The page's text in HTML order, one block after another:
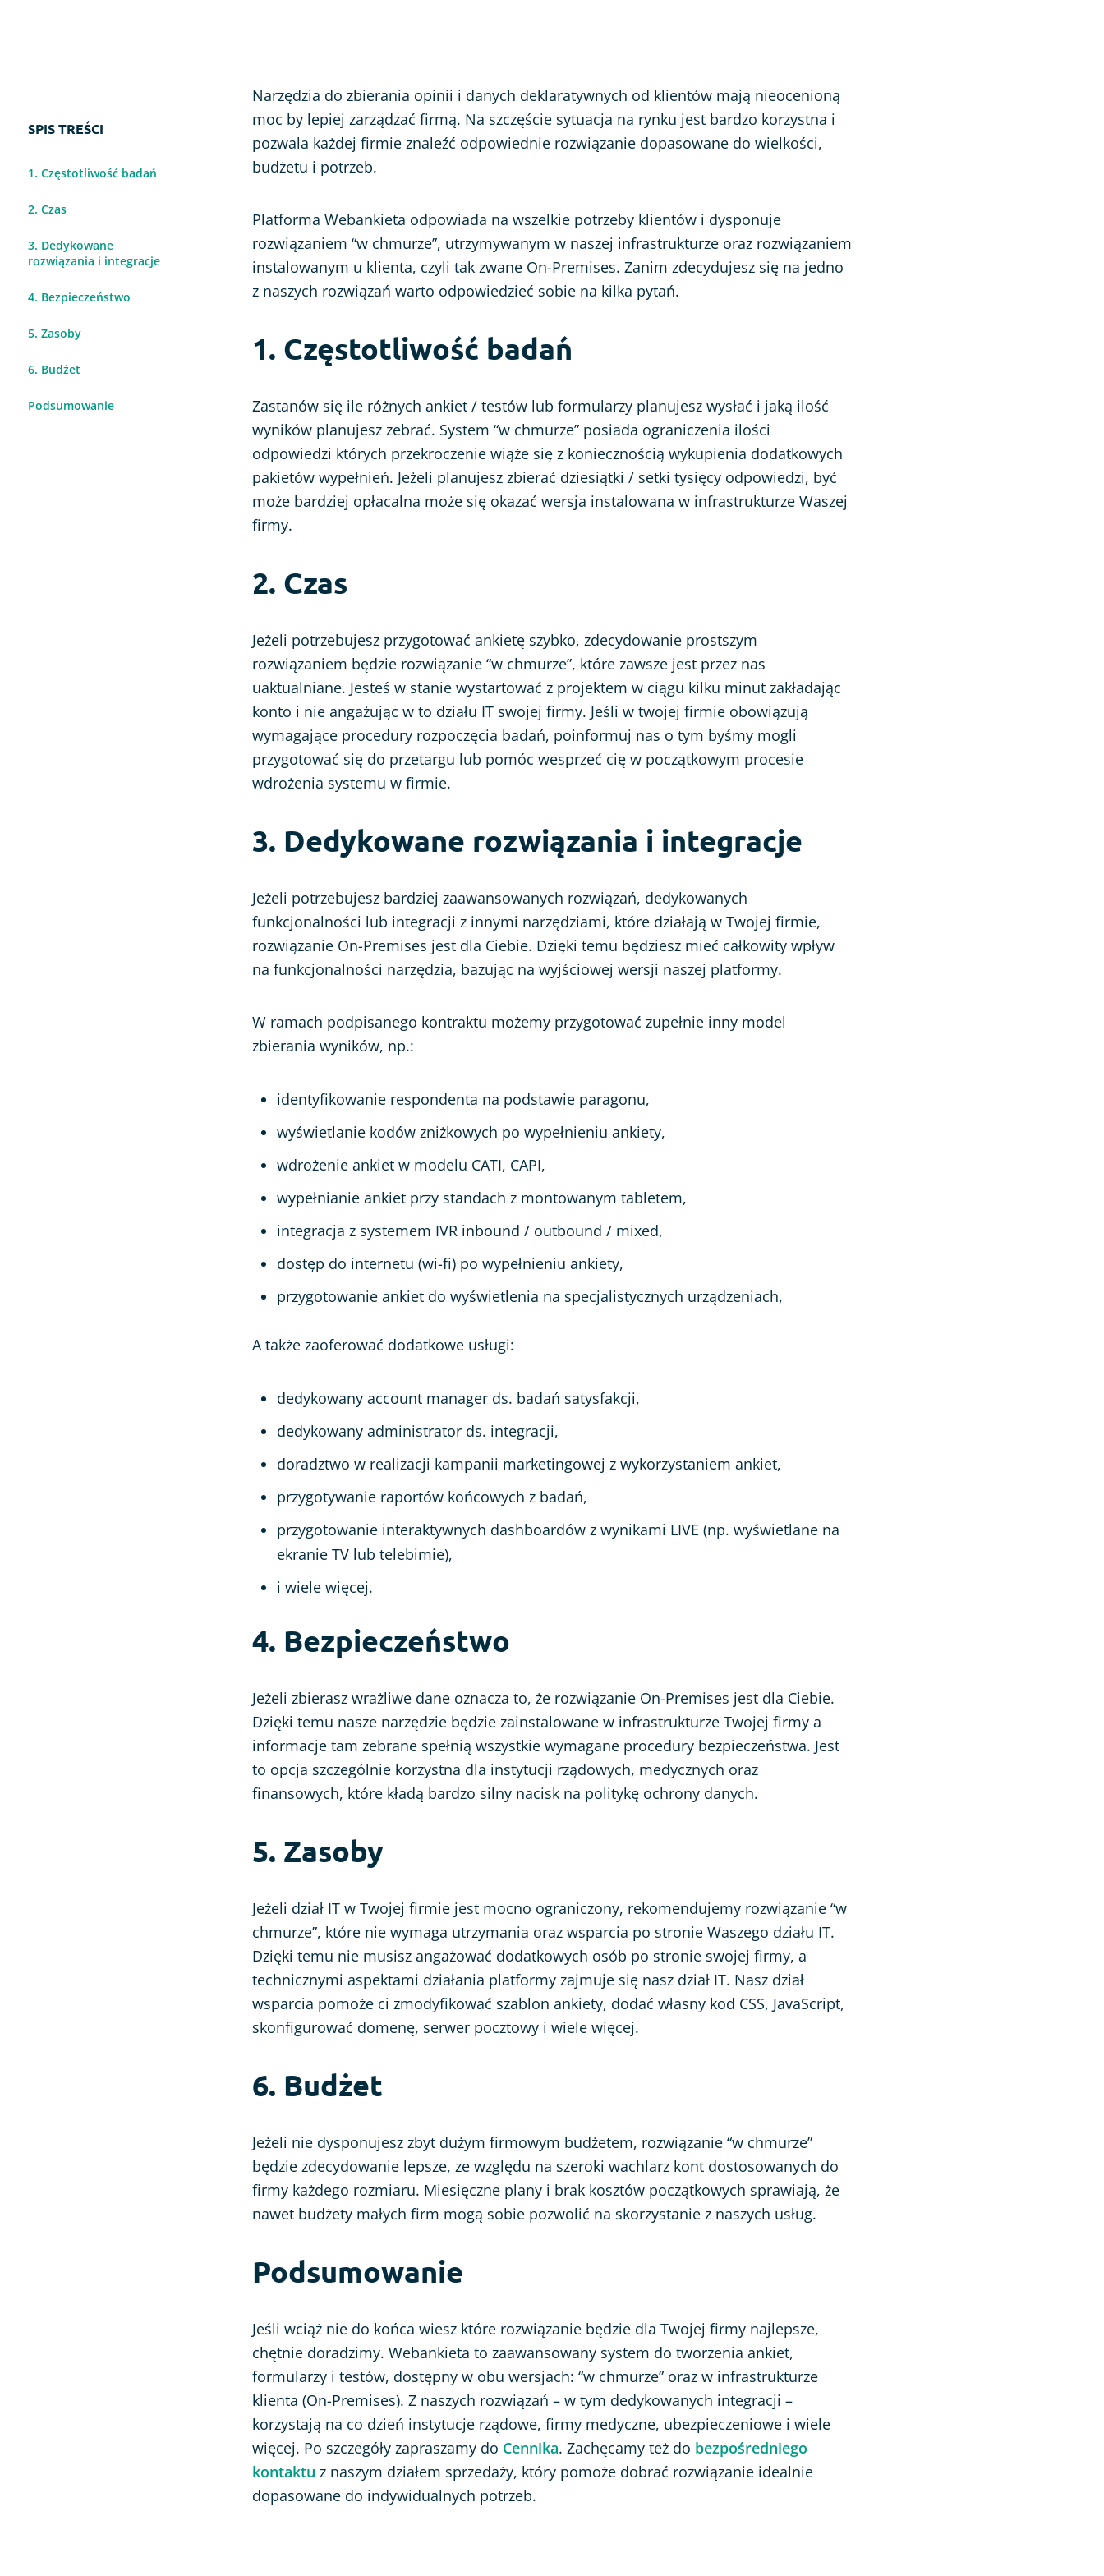
SPIS TREŚCI
1. Częstotliwość badań
2. Czas
3. Dedykowane
rozwiązania i integracje
4. Bezpieczeństwo
5. Zasoby
6. Budżet
Podsumowanie
Narzędzia do zbierania opinii i danych deklaratywnych od klientów mają nieocenioną
moc by lepiej zarządzać firmą. Na szczęście sytuacja na rynku jest bardzo korzystna i
pozwala każdej firmie znaleźć odpowiednie rozwiązanie dopasowane do wielkości,
budżetu i potrzeb.
Platforma Webankieta odpowiada na wszelkie potrzeby klientów i dysponuje
rozwiązaniem “w chmurze”, utrzymywanym w naszej infrastrukturze oraz rozwiązaniem
instalowanym u klienta, czyli tak zwane On-Premises. Zanim zdecydujesz się na jedno
z naszych rozwiązań warto odpowiedzieć sobie na kilka pytań.
1. Częstotliwość badań
Zastanów się ile różnych ankiet / testów lub formularzy planujesz wysłać i jaką ilość
wyników planujesz zebrać. System “w chmurze” posiada ograniczenia ilości
odpowiedzi których przekroczenie wiąże się z koniecznością wykupienia dodatkowych
pakietów wypełnień. Jeżeli planujesz zbierać dziesiątki / setki tysięcy odpowiedzi, być
może bardziej opłacalna może się okazać wersja instalowana w infrastrukturze Waszej
firmy.
2. Czas
Jeżeli potrzebujesz przygotować ankietę szybko, zdecydowanie prostszym
rozwiązaniem będzie rozwiązanie “w chmurze”, które zawsze jest przez nas
uaktualniane. Jesteś w stanie wystartować z projektem w ciągu kilku minut zakładając
konto i nie angażując w to działu IT swojej firmy. Jeśli w twojej firmie obowiązują
wymagające procedury rozpoczęcia badań, poinformuj nas o tym byśmy mogli
przygotować się do przetargu lub pomóc wesprzeć cię w początkowym procesie
wdrożenia systemu w firmie.
3. Dedykowane rozwiązania i integracje
Jeżeli potrzebujesz bardziej zaawansowanych rozwiązań, dedykowanych
funkcjonalności lub integracji z innymi narzędziami, które działają w Twojej firmie,
rozwiązanie On-Premises jest dla Ciebie. Dzięki temu będziesz mieć całkowity wpływ
na funkcjonalności narzędzia, bazując na wyjściowej wersji naszej platformy.
W ramach podpisanego kontraktu możemy przygotować zupełnie inny model
zbierania wyników, np.:
identyfikowanie respondenta na podstawie paragonu,
wyświetlanie kodów zniżkowych po wypełnieniu ankiety,
wdrożenie ankiet w modelu CATI, CAPI,
wypełnianie ankiet przy standach z montowanym tabletem,
integracja z systemem IVR inbound / outbound / mixed,
dostęp do internetu (wi-fi) po wypełnieniu ankiety,
przygotowanie ankiet do wyświetlenia na specjalistycznych urządzeniach,
A także zaoferować dodatkowe usługi:
dedykowany account manager ds. badań satysfakcji,
dedykowany administrator ds. integracji,
doradztwo w realizacji kampanii marketingowej z wykorzystaniem ankiet,
przygotywanie raportów końcowych z badań,
przygotowanie interaktywnych dashboardów z wynikami LIVE (np. wyświetlane na
ekranie TV lub telebimie),
i wiele więcej.
4. Bezpieczeństwo
Jeżeli zbierasz wrażliwe dane oznacza to, że rozwiązanie On-Premises jest dla Ciebie.
Dzięki temu nasze narzędzie będzie zainstalowane w infrastrukturze Twojej firmy a
informacje tam zebrane spełnią wszystkie wymagane procedury bezpieczeństwa. Jest
to opcja szczególnie korzystna dla instytucji rządowych, medycznych oraz
finansowych, które kładą bardzo silny nacisk na politykę ochrony danych.
5. Zasoby
Jeżeli dział IT w Twojej firmie jest mocno ograniczony, rekomendujemy rozwiązanie “w
chmurze”, które nie wymaga utrzymania oraz wsparcia po stronie Waszego działu IT.
Dzięki temu nie musisz angażować dodatkowych osób po stronie swojej firmy, a
technicznymi aspektami działania platformy zajmuje się nasz dział IT. Nasz dział
wsparcia pomoże ci zmodyfikować szablon ankiety, dodać własny kod CSS, JavaScript,
skonfigurować domenę, serwer pocztowy i wiele więcej.
6. Budżet
Jeżeli nie dysponujesz zbyt dużym firmowym budżetem, rozwiązanie “w chmurze”
będzie zdecydowanie lepsze, ze względu na szeroki wachlarz kont dostosowanych do
firmy każdego rozmiaru. Miesięczne plany i brak kosztów początkowych sprawiają, że
nawet budżety małych firm mogą sobie pozwolić na skorzystanie z naszych usług.
Podsumowanie
Jeśli wciąż nie do końca wiesz które rozwiązanie będzie dla Twojej firmy najlepsze,
chętnie doradzimy. Webankieta to zaawansowany system do tworzenia ankiet,
formularzy i testów, dostępny w obu wersjach: “w chmurze” oraz w infrastrukturze
klienta (On-Premises). Z naszych rozwiązań – w tym dedykowanych integracji –
korzystają na co dzień instytucje rządowe, firmy medyczne, ubezpieczeniowe i wiele
więcej. Po szczegóły zapraszamy do Cennika. Zachęcamy też do bezpośredniego
kontaktu z naszym działem sprzedaży, który pomoże dobrać rozwiązanie idealnie
dopasowane do indywidualnych potrzeb.